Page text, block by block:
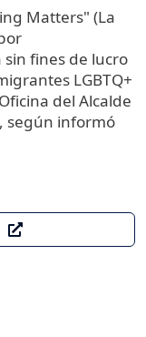
Matters" (La
fines de lucro
LGBTQ+
del Alcalde
según informó